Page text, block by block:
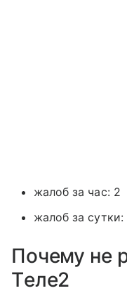
жалоб за час: 2
жалоб за сутки:
Почему не
Tеле2